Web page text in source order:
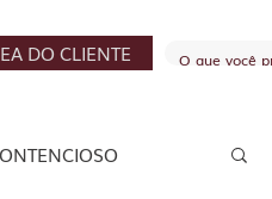
DO CLIENTE